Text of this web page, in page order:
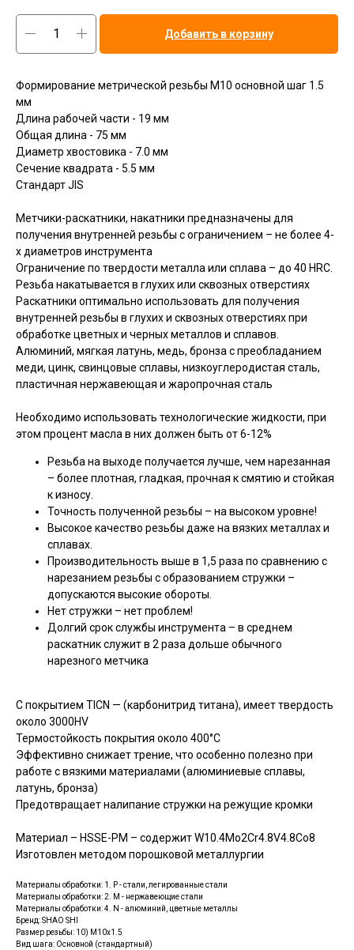
Добавить в корзину
Формирование метрической резьбы M10 основной шаг 1.5
мм
Длина рабочей части - 19 мм
Общая длина - 75 мм
Диаметр хвостовика - 7.0 мм
Сечение квадрата - 5.5 мм
Стандарт JIS
Метчики-раскатники, накатники предназначены для
получения внутренней резьбы с ограничением – не более 4-
х диаметров инструмента
Ограничение по твердости металла или сплава – до 40 HRC.
Резьба накатывается в глухих или сквозных отверстиях
Раскатники оптимально использовать для получения
внутренней резьбы в глухих и сквозных отверстиях при
обработке цветных и черных металлов и сплавов.
Алюминий, мягкая латунь, медь, бронза с преобладанием
меди, цинк, свинцовые сплавы, низкоуглеродистая сталь,
пластичная нержавеющая и жаропрочная сталь
Необходимо использовать технологические жидкости, при
этом процент масла в них должен быть от 6-12%
Резьба на выходе получается лучше, чем нарезанная
– более плотная, гладкая, прочная к смятию и стойкая
к износу.
Точность полученной резьбы – на высоком уровне!
Высокое качество резьбы даже на вязких металлах и
сплавах.
Производительность выше в 1,5 раза по сравнению с
нарезанием резьбы с образованием стружки –
допускаются высокие обороты.
Нет стружки – нет проблем!
Долгий срок службы инструмента – в среднем
раскатник служит в 2 раза дольше обычного
нарезного метчика
С покрытием TICN — (карбонитрид титана), имеет твердость
около 3000HV
Термостойкость покрытия около 400°C
Эффективно снижает трение, что особенно полезно при
работе с вязкими материалами (алюминиевые сплавы,
латунь, бронза)
Предотвращает налипание стружки на режущие кромки
Материал – HSSE-PM – содержит W10.4Mo2Cr4.8V4.8Co8
Изготовлен методом порошковой металлургии
Материалы обработки: 1. P - стали, легированные стали
Материалы обработки: 2. M - нержавеющие стали
Материалы обработки: 4. N - алюминий, цветные металлы
Бренд: SHAO SHI
Размер резьбы: 10) M10x1.5
Вид шага: Основной (стандартный)